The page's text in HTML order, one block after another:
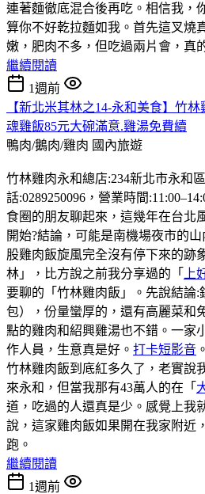
連著麵徹底混合後再吃。相信我，
算你不好乾拉麵如我。首先這叉燒
嫩，肥肉不多，但吃過兩片會，真
繼續閱讀
1週前
【新北米其林之14-永和美食】竹
魂雞飯85元大碗滿意.雞湯免費續
鴨肉/鵝肉/雞肉 國內旅遊
竹林雞肉永和總店:234新北市永和
話:0289250096，營業時間
食圈的朋友聊起來，這幾年在台北
開始?結論，可能是南機場夜市的
股雞肉飯旋風完全沒有停下來的跡
林」，比方說之前我分享過的「
上
要聊的「竹林雞肉飯」。先說結論:
包），份量蠻厚的，還有高麗菜和
點的雞肉和紹興雞湯也不錯。一家
作人員，生意真是好。 打卡短影音 。
竹林雞肉飯到底紅多久了，老實說
來永和，但當我那有43萬人的在「
道，吃過的人還真是少。感覺上我
說，這家雞肉飯如果開在我家附近
跑。
繼續閱讀
1週前